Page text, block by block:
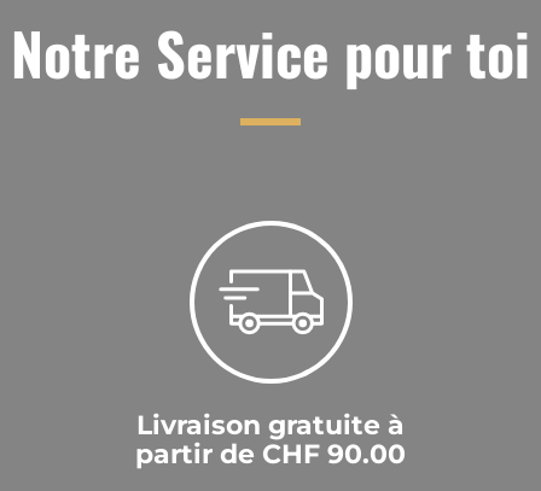
Notre Service pour toi
Livraison gratuite à
partir de CHF 90.00